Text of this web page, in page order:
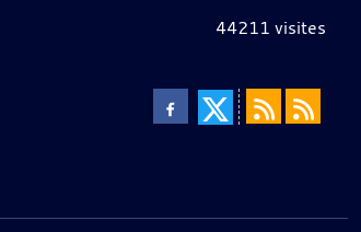
44211 visites